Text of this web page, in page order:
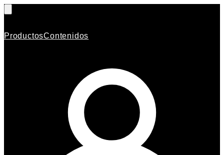
ProductosContenidos